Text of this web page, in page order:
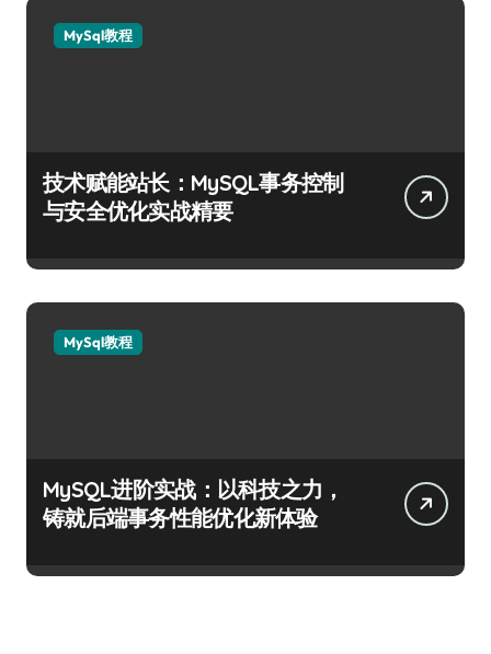
MySql教程
技术赋能站长：MySQL事务控制
与安全优化实战精要
MySql教程
MySQL进阶实战：以科技之力，
铸就后端事务性能优化新体验